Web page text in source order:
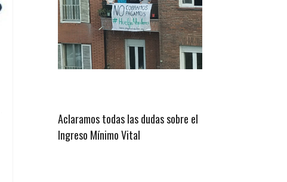
Aclaramos todas las dudas sobre el
Ingreso Mínimo Vital